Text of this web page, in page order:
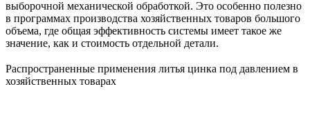
выборочной механической обработкой. Это особенно полезно
в программах производства хозяйственных товаров большого
объема, где общая эффективность системы имеет такое же
значение, как и стоимость отдельной детали.
Распространенные применения литья цинка под давлением в
хозяйственных товарах